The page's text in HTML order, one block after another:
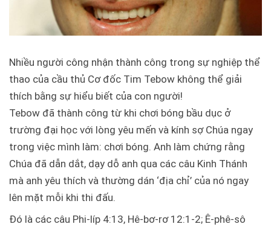
Nhiều người công nhận thành công trong sự nghiệp thể
thao của cầu thủ Cơ đốc Tim Tebow không thể giải
thích bằng sự hiểu biết của con người!
Tebow đã thành công từ khi chơi bóng bầu dục ở
trường đại học với lòng yêu mến và kính sợ Chúa ngay
trong việc mình làm: chơi bóng. Anh làm chứng rằng
Chúa đã dẫn dắt, dạy dỗ anh qua các câu Kinh Thánh
mà anh yêu thích và thường dán ‘địa chỉ’ của nó ngay
lên mặt mỗi khi thi đấu.
Đó là các câu Phi-líp 4:13, Hê-bơ-rơ 12:1-2; Ê-phê-sô